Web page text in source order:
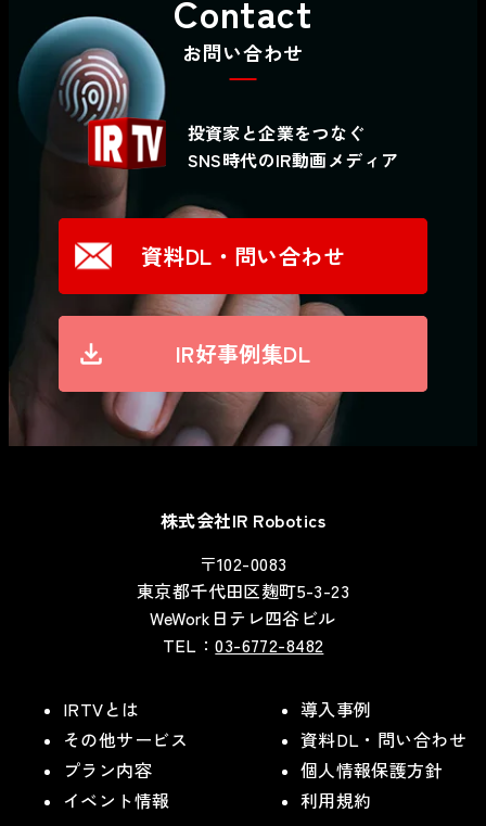
Contact
お問い合わせ
投資家と企業をつなぐ
SNS時代のIR動画メディア
資料DL・問い合わせ
IR好事例集DL
株式会社IR Robotics
〒102-0083
東京都千代田区麹町5-3-23
WeWork日テレ四谷ビル
TEL：03-6772-8482
IRTVとは
その他サービス
プラン内容
イベント情報
導入事例
資料DL・問い合わせ
個人情報保護方針
利用規約